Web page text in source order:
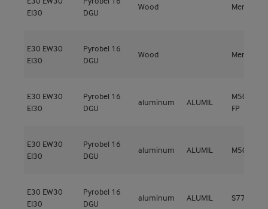
EI30
DGU
Wood Meranti
E30 EW30
EI30
Pyrobel 16
DGU
Wood Meranti
E30 EW30
EI30
Pyrobel 16
DGU
aluminum ALUMIL
M50
FP
E30 EW30
EI30
Pyrobel 16
DGU
aluminum ALUMIL M50-S77
E30 EW30
EI30
Pyrobel 16
DGU
aluminum ALUMIL S77 FR